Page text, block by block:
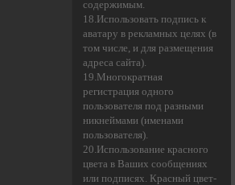
содержимым.
18.Использовать подпись к
аватару в рекламных целях (в
том числе, и для размещения
адреса сайта).
19.Многократная
регистрация одного
пользователя под разными
никнеймами (именами
пользователя).
20.Использование красного
цвета в Ваших сообщениях
или подписях. Красный цвет-